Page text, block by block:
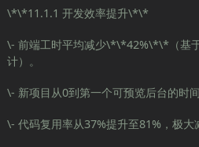
\*\*11.1.1 开发效率提升\*\*
\- 前端工时平均减少\*\*42%\*\*（基
计）。
\- 新项目从0到第一个可预览后台的时
\- 代码复用率从37%提升至81%，极大